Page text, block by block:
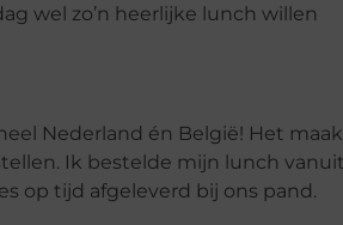
wel zo’n heerlijke lunch willen
Nederland én België! Het
Ik bestelde mijn lunch vanuit
op tijd afgeleverd bij ons pand.